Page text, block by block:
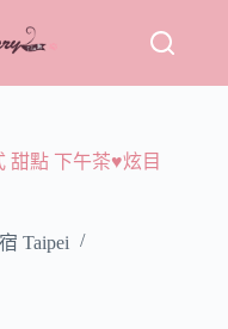
甜點 下午茶♥炫目
Taipei